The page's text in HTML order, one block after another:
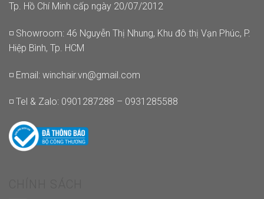
Tp. Hồ Chí Minh cấp ngày 20/07/2012
◽ Showroom: 46 Nguyễn Thị Nhung, Khu đô thị Vạn Phúc, P.
Hiệp Bình, Tp. HCM
◽ Email: winchair.vn@gmail.com
◽ Tel & Zalo: 0901287288 – 0931285588